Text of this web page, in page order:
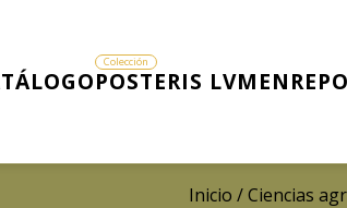
POSTERIS LVMEN
Inicio / Ciencias